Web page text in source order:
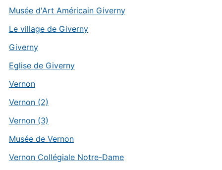
Musée d'Art Américain Giverny
Le village de Giverny
Giverny
Eglise de Giverny
Vernon
Vernon (2)
Vernon (3)
Musée de Vernon
Vernon Collégiale Notre-Dame